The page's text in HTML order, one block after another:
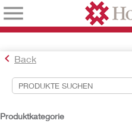
Back
Produktkategorie